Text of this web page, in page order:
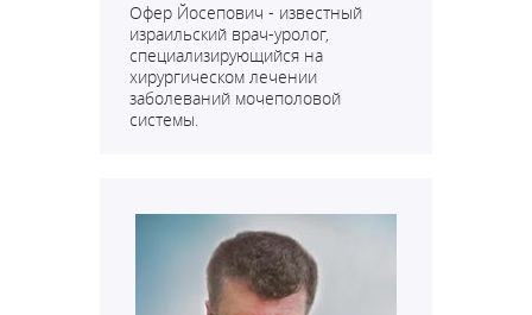
Офер Йосепович - известный
израильский врач-уролог,
специализирующийся на
хирургическом лечении
заболеваний мочеполовой
системы.